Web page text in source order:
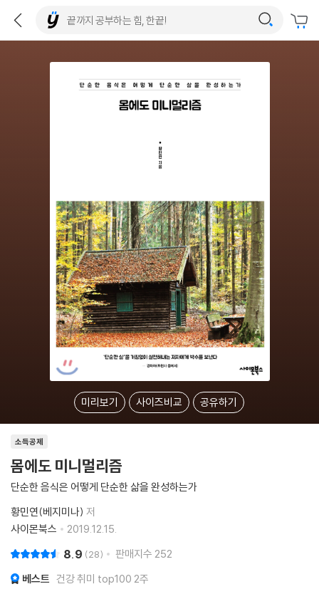
미리보기 사이즈비교 공유하기
소득공제
몸에도 미니멀리즘
단순한 음식은 어떻게 단순한 삶을 완성하는가
황민연(베지미나) 저
사이몬북스
2019.12.15.
8.9 28 판매지수 252
베스트 건강 취미 top100 2주